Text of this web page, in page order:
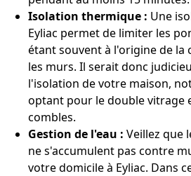
Isolation thermique : Une
Eyliac permet de limiter les
étant souvent à l'origine de la
les murs. Il serait donc
l'isolation de votre maison,
optant pour le double vitrage
combles.
Gestion de l'eau : Veillez que
ne s'accumulent pas contre
votre domicile à Eyliac. Dans